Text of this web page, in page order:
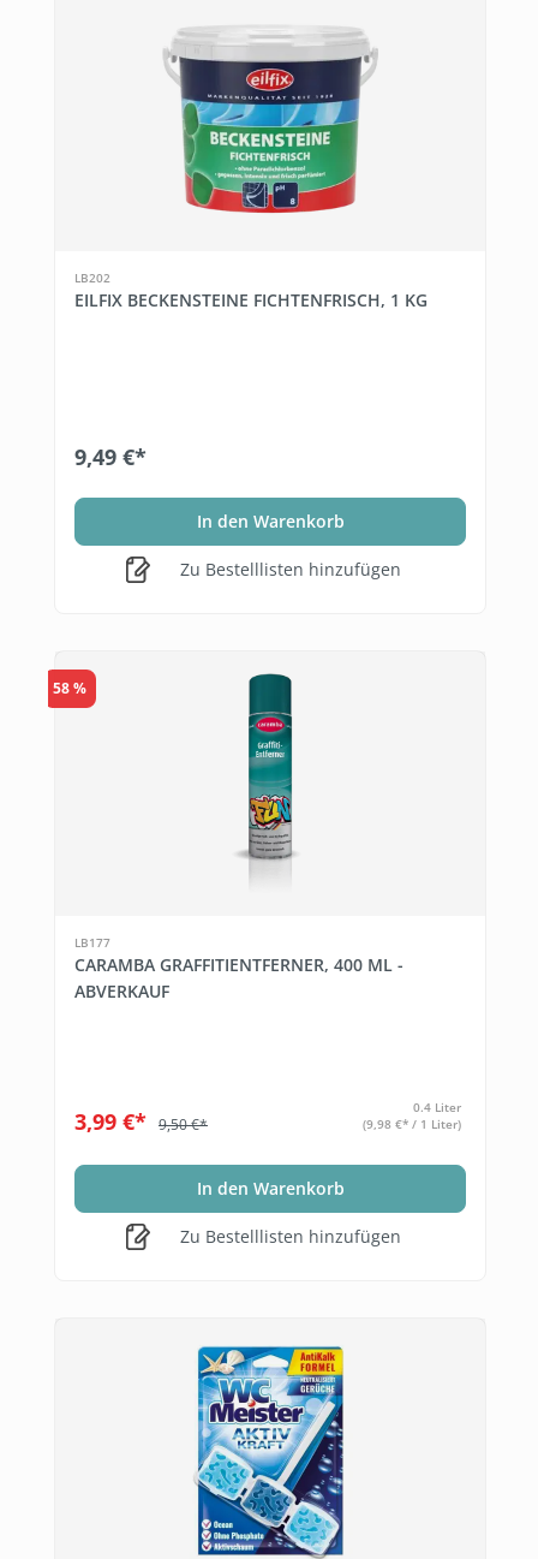
LB202
EILFIX BECKENSTEINE FICHTENFRISCH, 1 KG
9,49 €*
In den Warenkorb
Zu Bestelllisten hinzufügen
58 %
LB177
CARAMBA GRAFFITIENTFERNER, 400 ML -
ABVERKAUF
3,99 €* 9,50 €*
0.4 Liter
(9,98 €* / 1 Liter)
In den Warenkorb
Zu Bestelllisten hinzufügen